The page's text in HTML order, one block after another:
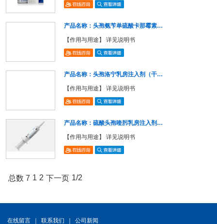
产品名称：头孢氨苄单硫酸卡那霉素…
【作用与用途】 详见说明书
产品名称：头孢洛宁乳房注入剂（干…
【作用与用途】 详见说明书
产品名称：硫酸头孢喹肟乳房注入剂…
【作用与用途】 详见说明书
总数 7 1 2 下一页 1/2
在线留言 联系我们 公司新闻